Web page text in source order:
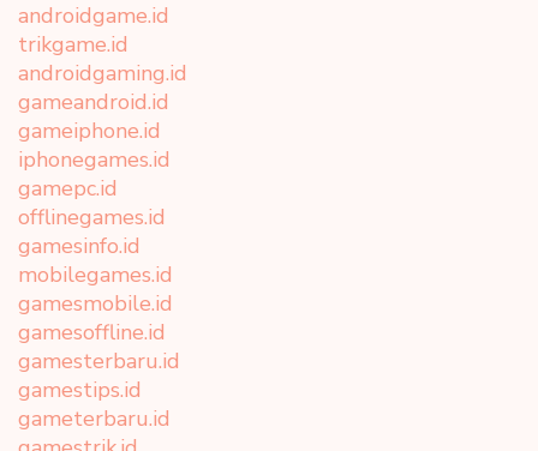
androidgame.id
trikgame.id
androidgaming.id
gameandroid.id
gameiphone.id
iphonegames.id
gamepc.id
offlinegames.id
gamesinfo.id
mobilegames.id
gamesmobile.id
gamesoffline.id
gamesterbaru.id
gamestips.id
gameterbaru.id